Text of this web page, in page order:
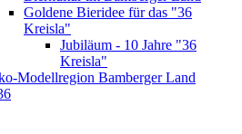
Goldene Bieridee für das "36
Kreisla"
Jubiläum - 10 Jahre "36
Kreisla"
Modellregion Bamberger Land